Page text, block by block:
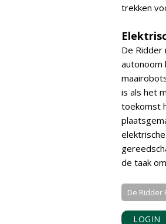
trekken
De Ridder
autonoom
is als het
toekomst
de taak
De Ridder
LOGIN